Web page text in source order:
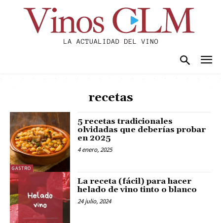
recetas
GASTRO
5 recetas tradicionales
olvidadas que deberías probar
en 2025
4 enero, 2025
La receta (fácil) para hacer
helado de vino tinto o blanco
24 julio, 2024